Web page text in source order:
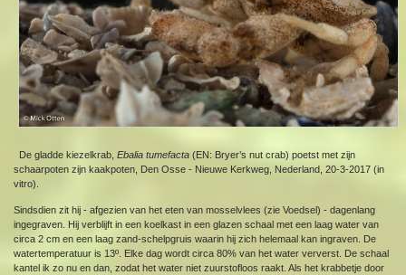
De gladde kiezelkrab,Ebalia tumefacta (EN: Bryer’s nut crab) poetst met zijn
schaarpoten zijn kaakpoten, Den Osse - Nieuwe Kerkweg, Nederland, 20-3-2017 (in
vitro).
Sindsdien zit hij - afgezien van het eten van mosselvlees (zie Voedsel) - dagenlang
ingegraven. Hij verblijft in een koelkast in een glazen schaal met een laag water van
circa 2 cm en een laag zand-schelpgruis waarin hij zich helemaal kan ingraven. De
watertemperatuur is 13º. Elke dag wordt circa 80% van het water ververst. De schaal
kantel ik zo nu en dan, zodat het water niet zuurstofloos raakt. Als het krabbetje door